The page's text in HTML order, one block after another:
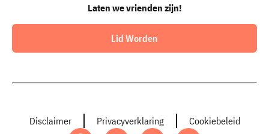
Laten we vrienden zijn!
Lid Worden
Disclaimer Privacyverklaring Cookiebeleid